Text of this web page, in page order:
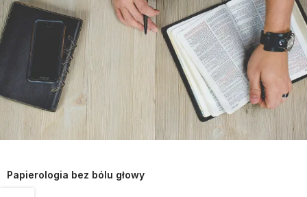
Papierologia bez bólu głowy